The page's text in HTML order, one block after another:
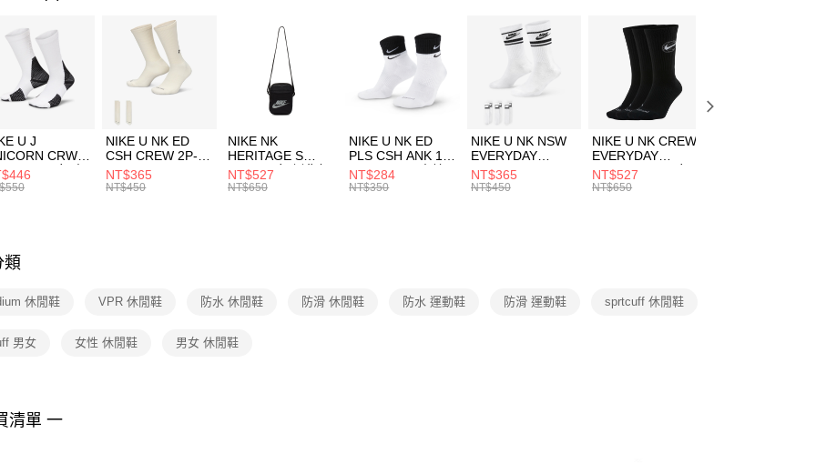
３．安心：先確認商品／服務後，再付款。
【「AFTEE先享後付」結帳流程】
１．於結帳方式選擇「AFTEE先享後付」後，將跳轉至「AFTEE先享後
付」結帳頁面，進行簡訊認證並確認金額後，即可完成結帳。
２．訂單成立數日內，您將收到繳費通知簡訊。
３．收到繳費通知簡訊後14天內，點擊此簡訊中的連結，可透過四大超商
／ATM／網路銀行／等多元方式進行付款，方視為交易完成。
※ 請注意：結帳手續完成當下不需立刻繳費，但若您需要取消訂單，請聯
絡購買商品的店家。未經商家同意取消之訂單仍視為有效，需透過AFTEE
先享後付繳納相關費用。
１．透過由恩沛科技股份有限公司提供之「AFTEE先享後付」服務完成之
交易，需依本服務之必要範圍內提供個人資料，並將交易相關給付款項請
每筆NT$100，滿NT$1,500(含以上)免運費
每筆NT$100，滿NT$1,500(含以上)免運費
付款後門市自取
每筆NT$100，滿NT$1,500(含以上)免運費
促銷活動 兒童/青少年｜鞋服6折起
U J
CRW
-160 男女 中
FZ3393100
NIKE U NK ED
CSH CREW 2P-
144 EMBRDY 男
女 短統襪
NT$365
NT$450
NIKE NK
HERITAGE S
SMIT 男女 側背包
BA5871010
NT$527
NT$650
NIKE U NK ED
PLS CSH ANK 1P
144 DBL 男 中統
襪 DH4058104
NT$284
NT$350
NIKE U NK NSW
EVERYDAY
ESSENTIAL CR
男女 短統襪
NT$365
NT$450
NIKE U NK CREW
EVERYDAY
BBALL 3PR 男女
長統襪
NT$527
NT$650
類
休閒鞋 VPR 休閒鞋 防水 休閒鞋 防滑 休閒鞋 防水 運動鞋 防滑 運動鞋 sprtcuff 休閒鞋
男女 女性 休閒鞋 男女 休閒鞋
清單 一